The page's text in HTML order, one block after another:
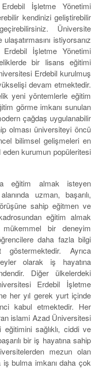
İşletme Yönetimi
kendinizi geliştirebilir
Üniversite
istiyorsanız
İşletme Yönetimi
bir lisans eğitimi
Erdebil kurulmuş
devam etmektedir.
yeni yöntemlerle eğitim
görme imkanı sunulan
çağdaş uygulanabilir
olması üniversiteyi öncü
bilimsel gelişmeleri en
eden kurumun popüleritesi
eğitim almak isteyen
uzman, başarılı,
sahip eğitmen ve
eğitim almak
mükemmel bir deneyim
daha fazla bilgi
Ayrıca
olarak iş hayatına
Diğer ülkelerdeki
Erdebil İşletme
her yıl gerek yurt içinde
kabul etmektedir. Her
islami Azad Üniversitesi
sağlıklı, ciddi ve
bir iş hayatına sahip
mezun olan
iş bulma imkanı daha çok